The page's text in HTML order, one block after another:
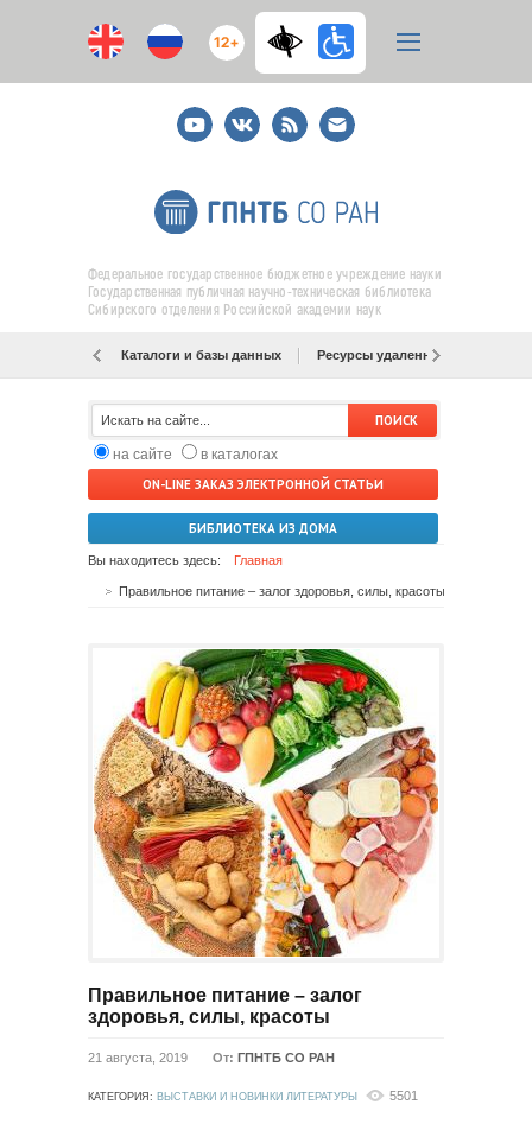
12+
YoutubeВКонтакте
RSS
E-
mail
подписка
Федеральное государственное бюджетное учреждение науки
Государственная публичная научно-техническая библиотека
Сибирского отделения Российской академии наук
Каталоги и базы данных Ресурсы удаленного доступа
на сайте
в каталогах
ON-LINE ЗАКАЗ ЭЛЕКТРОННОЙ СТАТЬИ
БИБЛИОТЕКА ИЗ ДОМА
Вы находитесь здесь: Главная
Правильное питание – залог здоровья, силы, красоты
Правильное питание – залог
здоровья, силы, красоты
21 августа, 2019 От: ГПНТБ СО РАН
КАТЕГОРИЯ: ВЫСТАВКИ И НОВИНКИ ЛИТЕРАТУРЫ 5501